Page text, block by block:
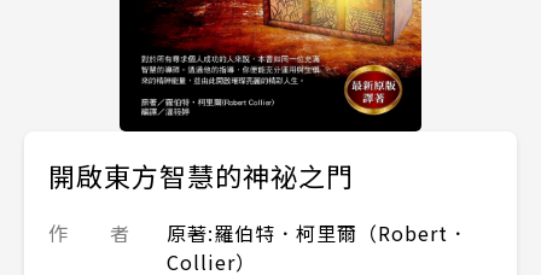
開啟東方智慧的神祕之門
作 者
原著:羅伯特．柯里爾（Robert．
Collier）